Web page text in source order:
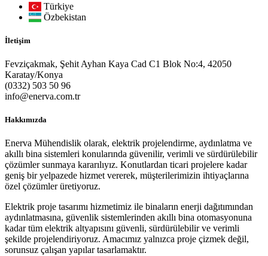
Türkiye
Özbekistan
İletişim
Fevziçakmak, Şehit Ayhan Kaya Cad C1 Blok No:4, 42050
Karatay/Konya
(0332) 503 50 96
info@enerva.com.tr
Hakkımızda
Enerva Mühendislik olarak, elektrik projelendirme, aydınlatma ve
akıllı bina sistemleri konularında güvenilir, verimli ve sürdürülebilir
çözümler sunmaya kararılıyız. Konutlardan ticari projelere kadar
geniş bir yelpazede hizmet vererek, müşterilerimizin ihtiyaçlarına
özel çözümler üretiyoruz.
Elektrik proje tasarımı hizmetimiz ile binaların enerji dağıtımından
aydınlatmasına, güvenlik sistemlerinden akıllı bina otomasyonuna
kadar tüm elektrik altyapısını güvenli, sürdürülebilir ve verimli
şekilde projelendiriyoruz. Amacımız yalnızca proje çizmek değil,
sorunsuz çalışan yapılar tasarlamaktır.